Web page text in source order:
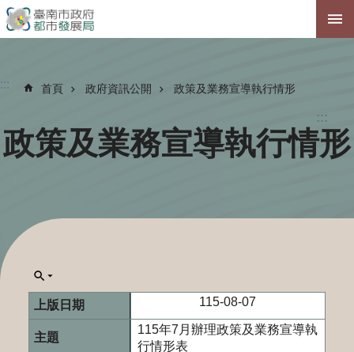
跳到主要內容區塊
:::
::: 首頁 政府資訊公開 政策及業務宣導執行情形
政策及業務宣導執行情形
115-08-07
115年7月辦理政策及業務宣導執
行情形表